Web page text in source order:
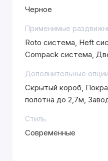
Черное
Применимые
Roto система, Heft
Compack система,
Дополнительные опции
Скрытый короб,
полотна до 2,7м,
Стиль
Современные